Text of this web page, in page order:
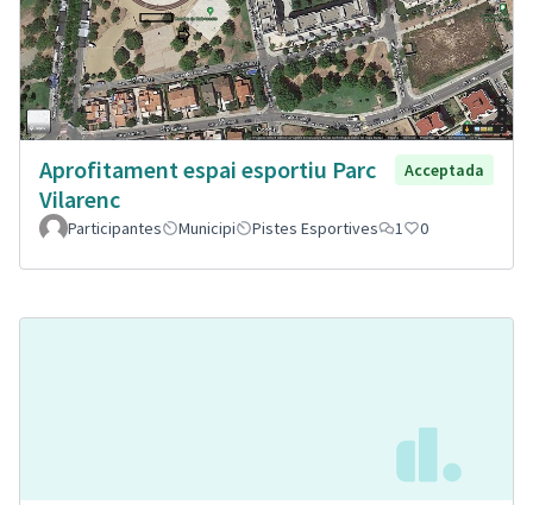
Aprofitament espai esportiu Parc
Vilarenc
Acceptada
Participantes Municipi Pistes Esportives 1 0